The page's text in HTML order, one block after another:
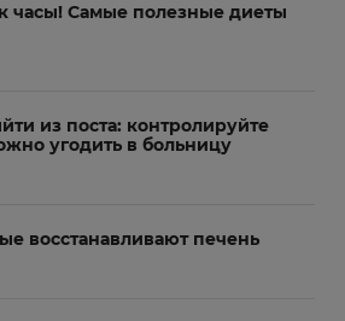
часы! Самые полезные диеты
из поста: контролируйте
угодить в больницу
восстанавливают печень